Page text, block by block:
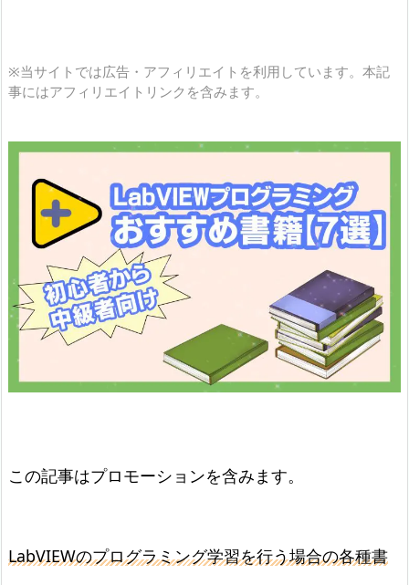
※当サイトでは広告・アフィリエイトを利用しています。本記
事にはアフィリエイトリンクを含みます。
この記事はプロモーションを含みます。
LabVIEWのプログラミング学習を行う場合の各種書